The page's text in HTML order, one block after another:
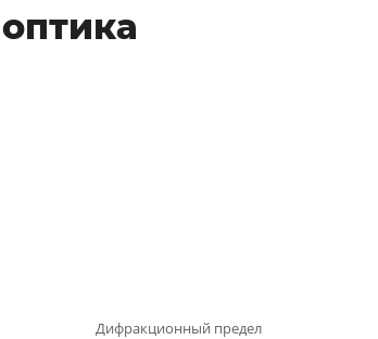
Дифракционный предел